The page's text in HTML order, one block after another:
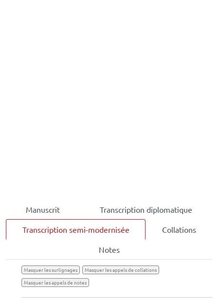
Manuscrit Transcription diplomatique
Transcription semi-modernisée Collations
Notes
Masquer les surlignages
Masquer les appels de collations
Masquer les appels de notes